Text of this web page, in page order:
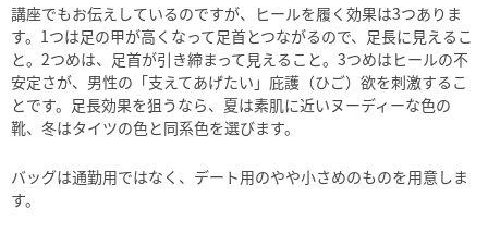
講座でもお伝えしているのですが、ヒールを履く効果は3つありま
す。1つは足の甲が高くなって足首とつながるので、足長に見えるこ
と。2つめは、足首が引き締まって見えること。3つめはヒールの不
安定さが、男性の「支えてあげたい」庇護（ひご）欲を刺激するこ
とです。足長効果を狙うなら、夏は素肌に近いヌーディーな色の
靴、冬はタイツの色と同系色を選びます。
バッグは通勤用ではなく、デート用のやや小さめのものを用意しま
す。